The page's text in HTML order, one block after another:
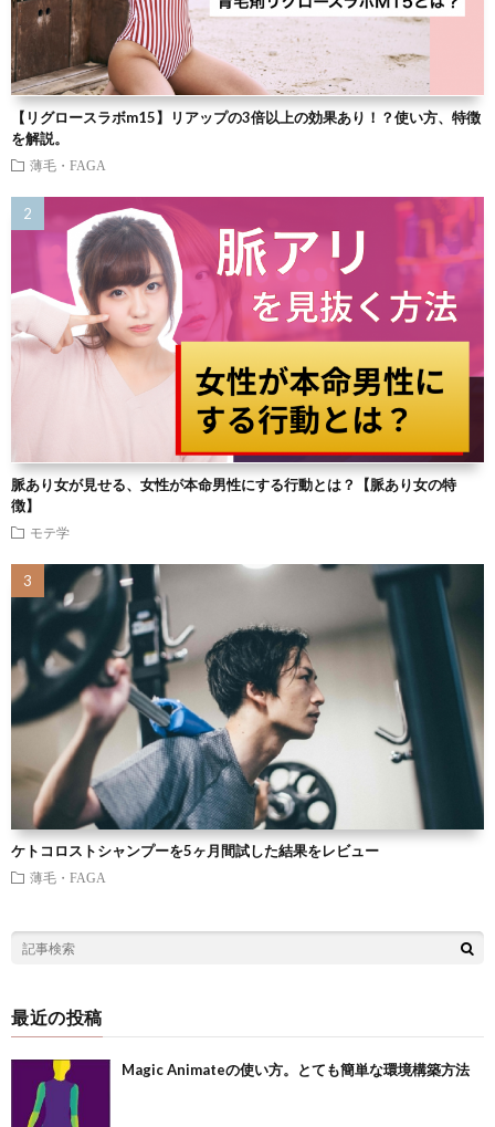
【リグロースラボm15】リアップの3倍以上の効果あり！？使い方、特徴
を解説。
薄毛・FAGA
脈あり女が見せる、女性が本命男性にする行動とは？【脈あり女の特
徴】
モテ学
ケトコロストシャンプーを5ヶ月間試した結果をレビュー
薄毛・FAGA
最近の投稿
Magic Animateの使い方。とても簡単な環境構築方法